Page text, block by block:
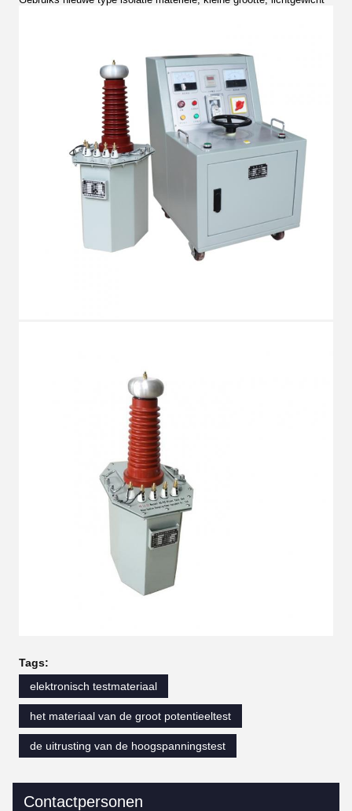
Tags:
elektronisch testmateriaal
het materiaal van de groot potentieeltest
de uitrusting van de hoogspanningstest
Contactpersonen